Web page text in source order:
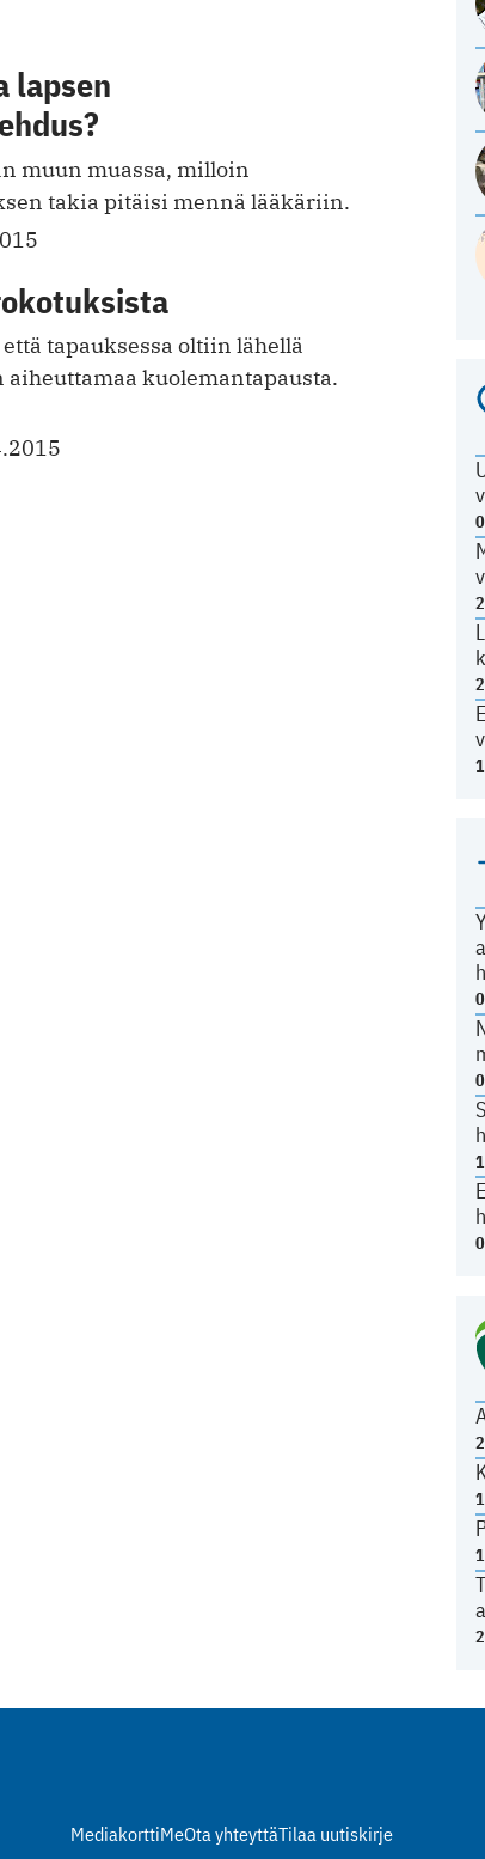
lapsen
muun muassa, milloin
takia pitäisi mennä lääkäriin.
tapauksessa oltiin lähellä
kuolemantapausta.
MediakorttiMeOta yhteyttäTilaa uutiskirje